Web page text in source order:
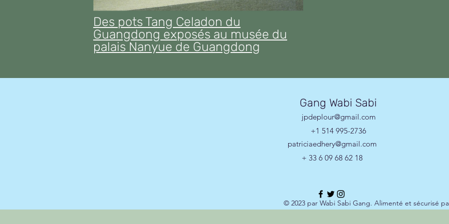
Des pots Tang Celadon du
Guangdong exposés au musée du
palais Nanyue de Guangdong
Gang Wabi Sabi
jpdeplour@gmail.com
+1 514 995-2736
patriciaedhery@gmail.com
+ 33 6 09 68 62 18
© 2023 par Wabi Sabi Gang. Alimenté et sécurisé